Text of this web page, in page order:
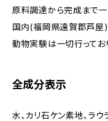
原料調達から完成まで一
国内(福岡県遠賀郡芦屋)
動物実験は一切行ってお
全成分表示
水、カリ石ケン素地、ラ